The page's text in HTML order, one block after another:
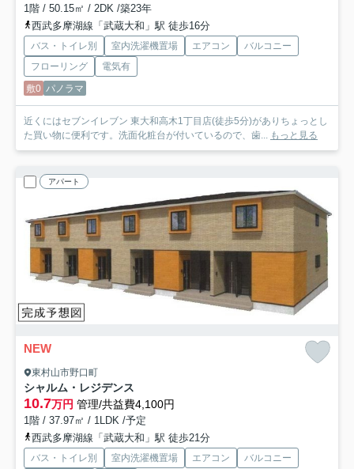
1階 / 50.15㎡ / 2DK /築23年
西武多摩湖線「武蔵大和」駅 徒歩16分
バス・トイレ別 室内洗濯機置場 エアコン
バルコニー
フローリング
電気有
敷0 パノラマ
近くにはセブンイレブン 東大和高木1丁目店(徒歩5分)がありちょっとし
た買い物に便利です。洗面化粧台が付いているので、歯...
もっと見る
アパート
NEW
東村山市野口町
シャルム・レジデンス
10.7万円 管理/共益費4,100円
1階 / 37.97㎡ / 1LDK /予定
西武多摩湖線「武蔵大和」駅 徒歩21分
バス・トイレ別 室内洗濯機置場 エアコン
バルコニー